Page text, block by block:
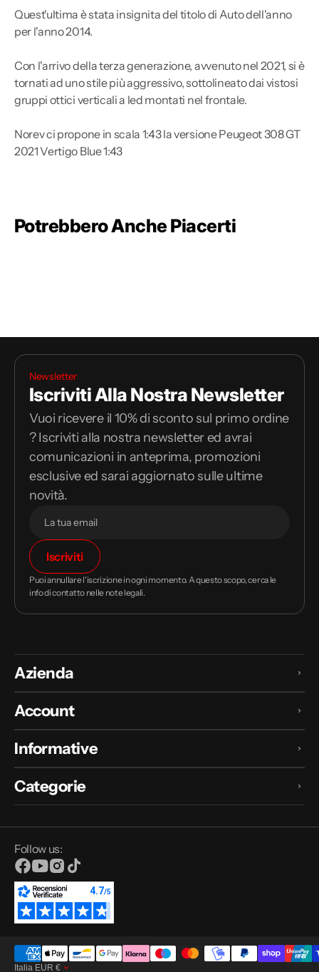
Quest'ultima è stata insignita del titolo di Auto dell'anno
per l'anno 2014.
Con l'arrivo della terza generazione, avvenuto nel 2021, si è
tornati ad uno stile più aggressivo, sottolineato dai vistosi
gruppi ottici verticali a led montati nel frontale.
Norev ci propone in scala 1:43 la versione Peugeot 308 GT
2021 Vertigo Blue 1:43
Potrebbero Anche Piacerti
Newsletter
Iscriviti Alla Nostra Newsletter
Vuoi ricevere il 10% di sconto sul primo ordine
? Iscriviti alla nostra newsletter ed avrai
comunicazioni in anteprima, promozioni
esclusive ed sarai aggiornato sulle ultime
novità.
Il
tuo
indirizzo
email
Iscriviti
Puoi annullare l'iscrizione in ogni momento. A questo scopo, cerca le
info di contatto nelle note legali.
Azienda
Account
Informative
Categorie
Follow us:
Facebook
YouTube
Instagram
TikTok
Italia EUR €